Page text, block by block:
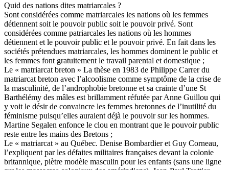
Quid des nations dites matriarcales ?
Sont considérées comme matriarcales les nations où les femmes
détiennent soit le pouvoir public soit le pouvoir privé. Sont
considérées comme patriarcales les nations où les hommes
détiennent et le pouvoir public et le pouvoir privé. En fait dans les
sociétés prétendues matriarcales, les hommes dominent le public et
les femmes font gratuitement le travail parental et domestique ;
Le « matriarcat breton » La thèse en 1983 de Philippe Carrer du
matriarcat breton avec l’alcoolisme comme symptôme de la crise de
la masculinité, de l’androphobie bretonne et sa crainte d’une St
Barthélémy des mâles est brillamment réfutée par Anne Guillou qui
y voit le désir de convaincre les femmes bretonnes de l’inutilité du
féminisme puisqu’elles auraient déjà le pouvoir sur les hommes.
Martine Segalen enfonce le clou en montrant que le pouvoir public
reste entre les mains des Bretons ;
Le « matriarcat » au Québec. Denise Bombardier et Guy Corneau,
l’expliquent par les défaites militaires françaises devant la colonie
britannique, piètre modèle masculin pour les enfants (sans une ligne